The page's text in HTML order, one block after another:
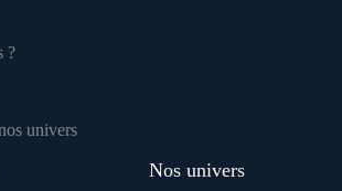
?
univers
Nos univers